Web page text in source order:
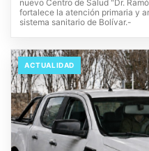
nuevo Centro de Salud "Dr.
fortalece la atención primaria y
sistema sanitario de Bolívar.-
ACTUALIDAD